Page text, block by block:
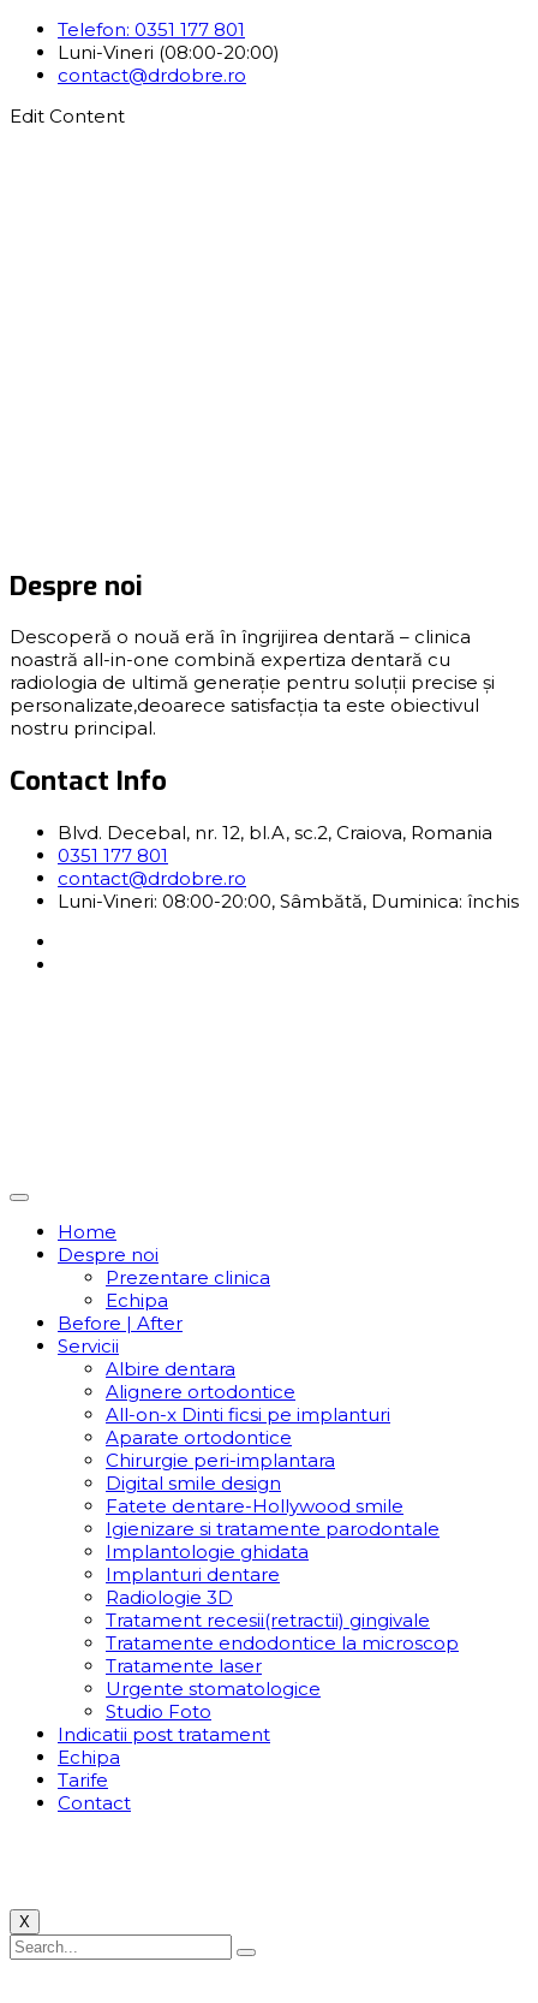
Telefon: 0351 177 801
Luni-Vineri (08:00-20:00)
contact@drdobre.ro
Edit Content
Despre noi
Descoperă o nouă eră în îngrijirea dentară – clinica
noastră all-in-one combină expertiza dentară cu
radiologia de ultimă generație pentru soluții precise și
personalizate,deoarece satisfacția ta este obiectivul
nostru principal.
Contact Info
Blvd. Decebal, nr. 12, bl.A, sc.2, Craiova, Romania
0351 177 801
contact@drdobre.ro
Luni-Vineri: 08:00-20:00, Sâmbătă, Duminica: închis
Home
Despre noi
Prezentare clinica
Echipa
Before | After
Servicii
Albire dentara
Alignere ortodontice
All-on-x Dinti ficsi pe implanturi
Aparate ortodontice
Chirurgie peri-implantara
Digital smile design
Fatete dentare-Hollywood smile
Igienizare si tratamente parodontale
Implantologie ghidata
Implanturi dentare
Radiologie 3D
Tratament recesii(retractii) gingivale
Tratamente endodontice la microscop
Tratamente laser
Urgente stomatologice
Studio Foto
Indicatii post tratament
Echipa
Tarife
Contact
X